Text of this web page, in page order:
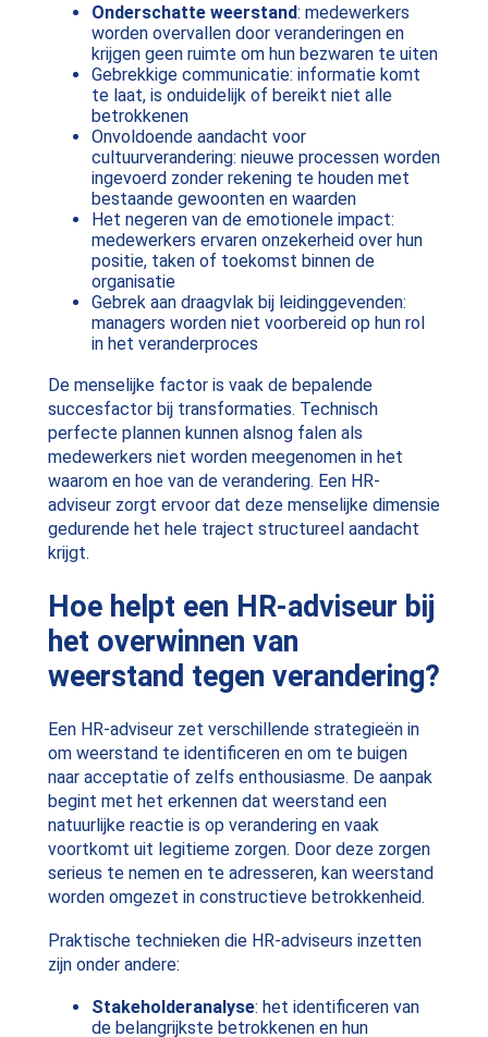
Onderschatte weerstand: medewerkers
worden overvallen door veranderingen en
krijgen geen ruimte om hun bezwaren te uiten
Gebrekkige communicatie: informatie komt
te laat, is onduidelijk of bereikt niet alle
betrokkenen
Onvoldoende aandacht voor
cultuurverandering: nieuwe processen worden
ingevoerd zonder rekening te houden met
bestaande gewoonten en waarden
Het negeren van de emotionele impact:
medewerkers ervaren onzekerheid over hun
positie, taken of toekomst binnen de
organisatie
Gebrek aan draagvlak bij leidinggevenden:
managers worden niet voorbereid op hun rol
in het veranderproces
De menselijke factor is vaak de bepalende
succesfactor bij transformaties. Technisch
perfecte plannen kunnen alsnog falen als
medewerkers niet worden meegenomen in het
waarom en hoe van de verandering. Een HR-
adviseur zorgt ervoor dat deze menselijke dimensie
gedurende het hele traject structureel aandacht
krijgt.
Hoe helpt een HR-adviseur bij
het overwinnen van
weerstand tegen verandering?
Een HR-adviseur zet verschillende strategieën in
om weerstand te identificeren en om te buigen
naar acceptatie of zelfs enthousiasme. De aanpak
begint met het erkennen dat weerstand een
natuurlijke reactie is op verandering en vaak
voortkomt uit legitieme zorgen. Door deze zorgen
serieus te nemen en te adresseren, kan weerstand
worden omgezet in constructieve betrokkenheid.
Praktische technieken die HR-adviseurs inzetten
zijn onder andere:
Stakeholderanalyse: het identificeren van
de belangrijkste betrokkenen en hun